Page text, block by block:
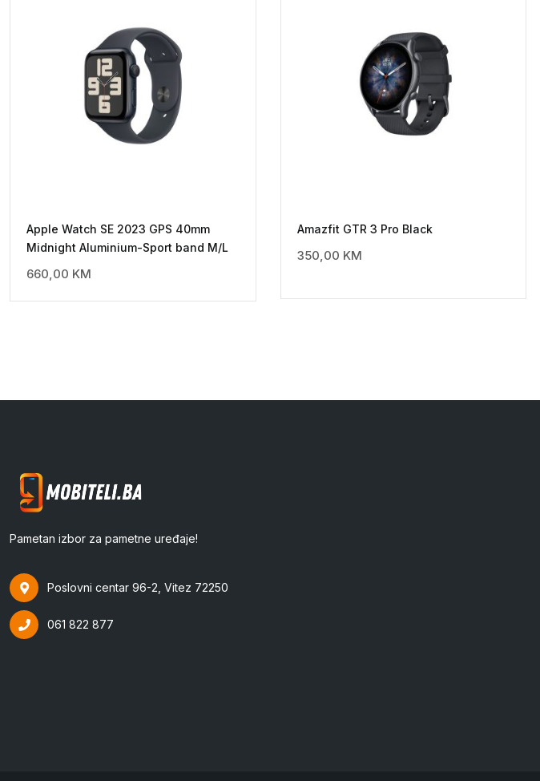
Apple Watch SE 2023 GPS 40mm
Midnight Aluminium-Sport band M/L
660,00 KM
Amazfit GTR 3 Pro Black
350,00 KM
Pametan izbor za pametne uređaje!
Poslovni centar 96-2, Vitez 72250
061 822 877